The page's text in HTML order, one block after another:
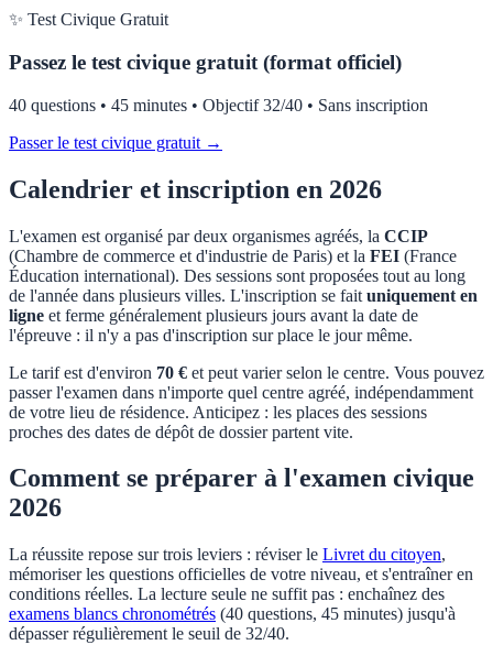
✨ Test Civique Gratuit
Passez le test civique gratuit (format officiel)
40 questions • 45 minutes • Objectif 32/40 • Sans inscription
Passer le test civique gratuit →
Calendrier et inscription en 2026
L'examen est organisé par deux organismes agréés, la CCIP
(Chambre de commerce et d'industrie de Paris) et la FEI (France
Éducation international). Des sessions sont proposées tout au long
de l'année dans plusieurs villes. L'inscription se fait uniquement en
ligne et ferme généralement plusieurs jours avant la date de
l'épreuve : il n'y a pas d'inscription sur place le jour même.
Le tarif est d'environ 70 € et peut varier selon le centre. Vous pouvez
passer l'examen dans n'importe quel centre agréé, indépendamment
de votre lieu de résidence. Anticipez : les places des sessions
proches des dates de dépôt de dossier partent vite.
Comment se préparer à l'examen civique
2026
La réussite repose sur trois leviers : réviser le Livret du citoyen,
mémoriser les questions officielles de votre niveau, et s'entraîner en
conditions réelles. La lecture seule ne suffit pas : enchaînez des
examens blancs chronométrés (40 questions, 45 minutes) jusqu'à
dépasser régulièrement le seuil de 32/40.